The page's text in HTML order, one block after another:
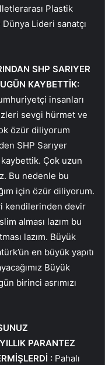
Plastik
Lideri sanatçı
SHP SARIYER
KAYBETTİK:
insanları
sevgi hürmet ve
özür diliyorum
SHP Sarıyer
kaybettik. Çok uzun
Bu nedenle bu
için özür diliyorum.
kendilerinden devir
alması lazım bu
lazım. Büyük
en büyük yapıtı
Büyük
birinci asrımızı
PARANTEZ
: Pahalı